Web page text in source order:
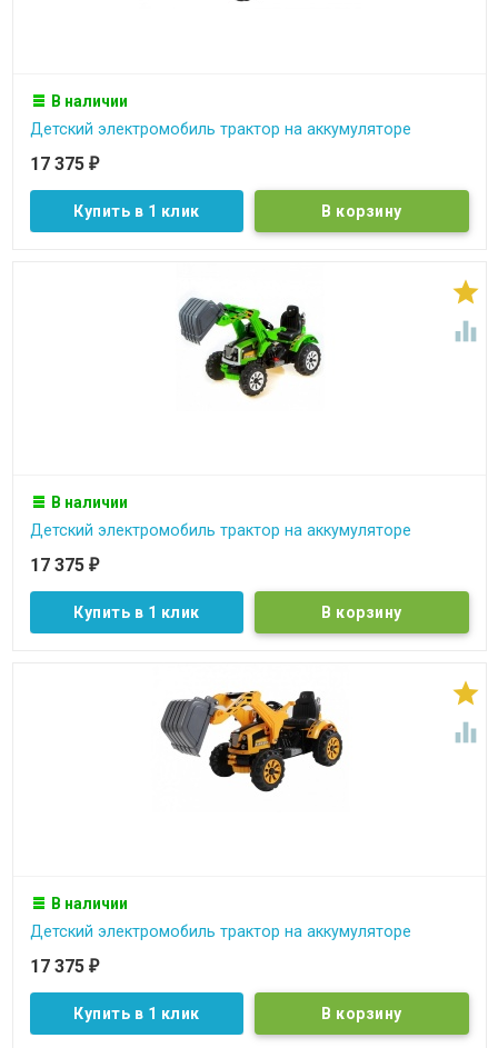
В наличии
Детский электромобиль трактор на аккумуляторе
17 375 ₽
Купить в 1 клик


В наличии
Детский электромобиль трактор на аккумуляторе
17 375 ₽
Купить в 1 клик


В наличии
Детский электромобиль трактор на аккумуляторе
17 375 ₽
Купить в 1 клик